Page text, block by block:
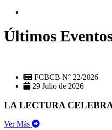
Últimos
FCBCB N° 22/2026
29 Julio de 2026
LA LECTURA
Ver Más